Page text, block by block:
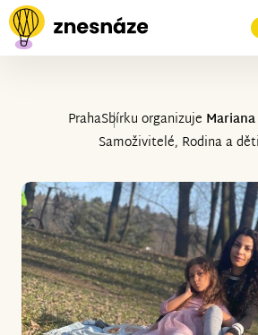
PrahaSbírku organizuje
Samoživitelé, Rodina a